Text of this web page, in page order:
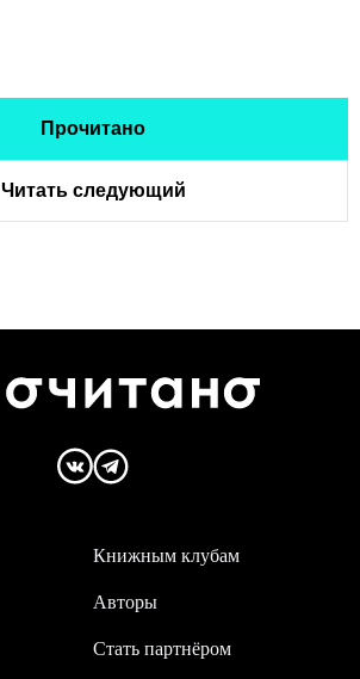
Прочитано
Читать следующий
Авторы
Книжным клубам
Стать партнёром